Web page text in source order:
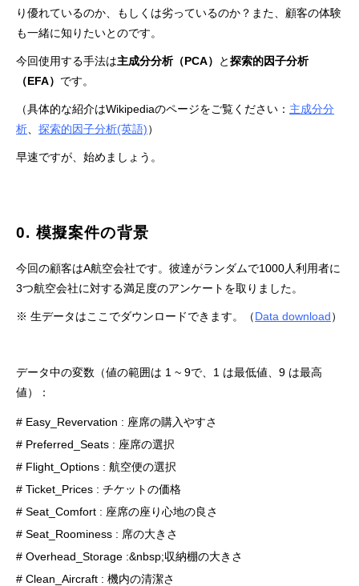
り優れているのか、もしくは劣っているのか？また、顧客の体験
も一緒に知りたいとのです。
今回使用する手法は主成分分析（PCA） と探索的因子分析
（EFA） です。
（具体的な紹介はWikipediaのページをご覧ください： 主成分分
析 、探索的因子分析(英語)）
早速ですが、始めましょう。
0. 模擬案件の背景
今回の顧客はA航空会社です。彼達がランダムで1000人利用者に
3つ航空会社に対する満足度のアンケートを取りました。
※ 生データはここでダウンロードできます。（Data download）
データ中の変数（値の範囲は 1 ~ 9で、1 は最低値、9 は最高
値）：
# Easy_Revervation : 座席の購入やすさ
# Preferred_Seats : 座席の選択
# Flight_Options : 航空便の選択
# Ticket_Prices : チケットの価格
# Seat_Comfort : 座席の座り心地の良さ
# Seat_Roominess : 席の大きさ
# Overhead_Storage :&nbsp;収納棚の大きさ
# Clean_Aircraft : 機内の清潔さ